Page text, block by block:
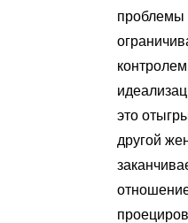
проблемы
это
другой